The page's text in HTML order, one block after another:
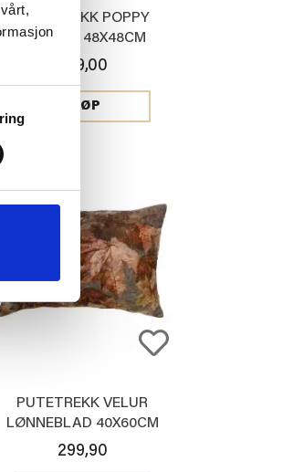
PUTETREKK POPPY
BRODERI 48X48CM
499,00
KJØP
PUTETREKK VELUR
LØNNEBLAD 40X60CM
299,90